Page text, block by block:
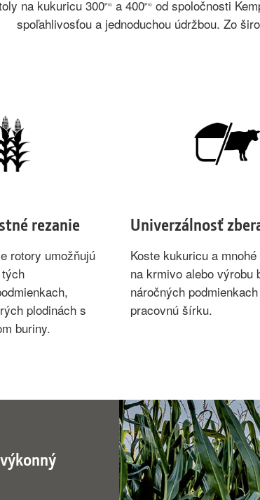
na kukuricu 300Pro a 400Pro od spoločnosti
spoľahlivosťou a jednoduchou údržbou. Zo
rezanie
rotory umožňujú
plodinách s
buriny.
Univerzálnosť
Koste kukuricu a
na krmivo alebo výrobu
náročných
pracovnú šírku.